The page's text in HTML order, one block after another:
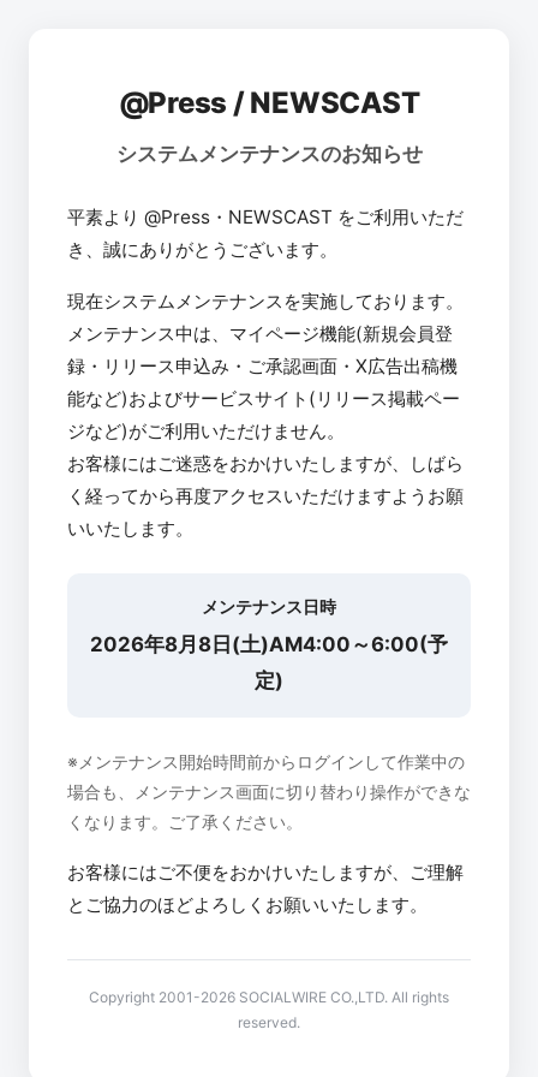
@Press / NEWSCAST
システムメンテナンスのお知らせ
平素より @Press・NEWSCAST をご利用いただ
き、誠にありがとうございます。
現在システムメンテナンスを実施しております。
メンテナンス中は、マイページ機能(新規会員登
録・リリース申込み・ご承認画面・X広告出稿機
能など)およびサービスサイト(リリース掲載ペー
ジなど)がご利用いただけません。
お客様にはご迷惑をおかけいたしますが、しばら
く経ってから再度アクセスいただけますようお願
いいたします。
メンテナンス日時
2026年8月8日(土)AM4:00～6:00(予
定)
※メンテナンス開始時間前からログインして作業中の
場合も、メンテナンス画面に切り替わり操作ができな
くなります。ご了承ください。
お客様にはご不便をおかけいたしますが、ご理解
とご協力のほどよろしくお願いいたします。
Copyright 2001-2026 SOCIALWIRE CO.,LTD. All rights
reserved.